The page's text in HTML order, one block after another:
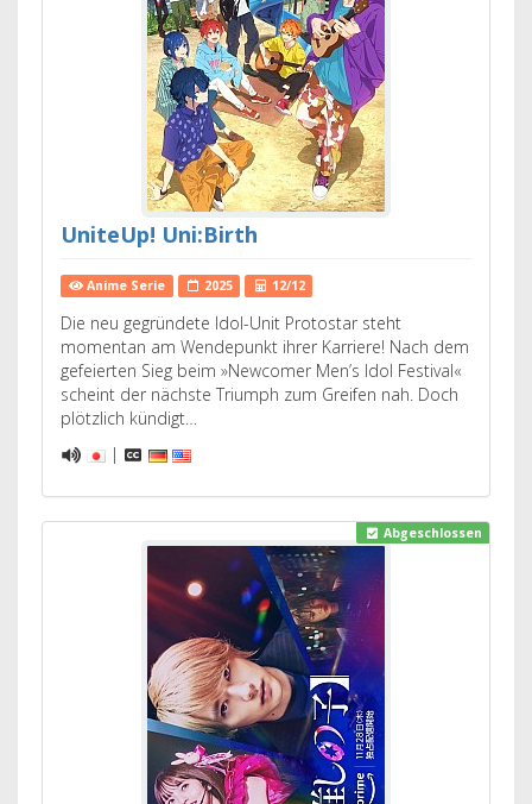
UniteUp! Uni:Birth
Anime Serie 2025 12/12
Die neu gegründete Idol-Unit Protostar steht
momentan am Wendepunkt ihrer Karriere! Nach dem
gefeierten Sieg beim »Newcomer Men’s Idol Festival«
scheint der nächste Triumph zum Greifen nah. Doch
plötzlich kündigt…
|
Abgeschlossen